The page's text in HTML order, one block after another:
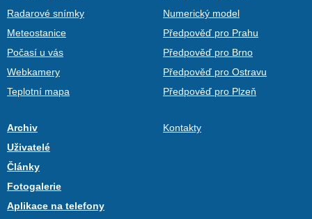
Radarové snímky
Meteostanice
Počasí u vás
Webkamery
Teplotní mapa
Numerický model
Předpověď pro Prahu
Předpověď pro Brno
Předpověď pro Ostravu
Předpověď pro Plzeň
Archiv
Uživatelé
Články
Fotogalerie
Aplikace na telefony
Kontakty